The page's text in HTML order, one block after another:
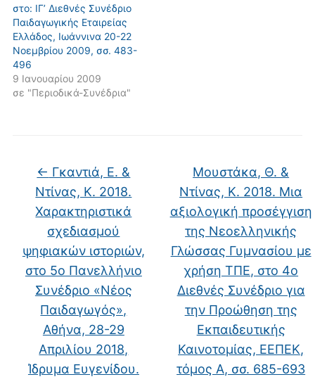
στο: ΙΓ’ Διεθνές Συνέδριο
Παιδαγωγικής Εταιρείας
Ελλάδος, Ιωάννινα 20-22
Νοεμβρίου 2009, σσ. 483-
496
9 Ιανουαρίου 2009
σε "Περιοδικά-Συνέδρια"
← Γκαντιά, Ε. &
Ντίνας, Κ. 2018.
Χαρακτηριστικά
σχεδιασμού
ψηφιακών ιστοριών,
στο 5ο Πανελλήνιο
Συνέδριο «Νέος
Παιδαγωγός»,
Αθήνα, 28-29
Απριλίου 2018,
Ίδρυμα Ευγενίδου.
Μουστάκα, Θ. &
Ντίνας, Κ. 2018. Μια
αξιολογική προσέγγιση
της Νεοελληνικής
Γλώσσας Γυμνασίου με
χρήση ΤΠΕ, στο 4ο
Διεθνές Συνέδριο για
την Προώθηση της
Εκπαιδευτικής
Καινοτομίας, ΕΕΠΕΚ,
τόμος Α, σσ. 685-693